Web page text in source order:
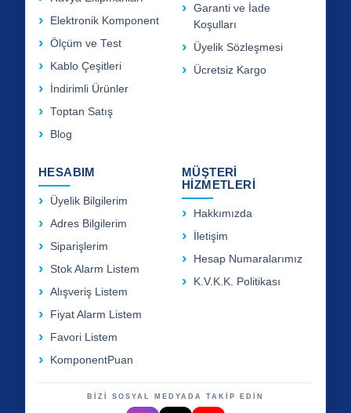
Elektronik Komponent
Ölçüm ve Test
Kablo Çeşitleri
İndirimli Ürünler
Toptan Satış
Blog
Garanti ve İade
Koşulları
Üyelik Sözleşmesi
Ücretsiz Kargo
HESABIM
Üyelik Bilgilerim
Adres Bilgilerim
Siparişlerim
Stok Alarm Listem
Alışveriş Listem
Fiyat Alarm Listem
Favori Listem
KomponentPuan
MÜŞTERİ
HİZMETLERİ
Hakkımızda
İletişim
Hesap Numaralarımız
K.V.K.K. Politikası
BİZİ SOSYAL MEDYADA TAKİP EDİN